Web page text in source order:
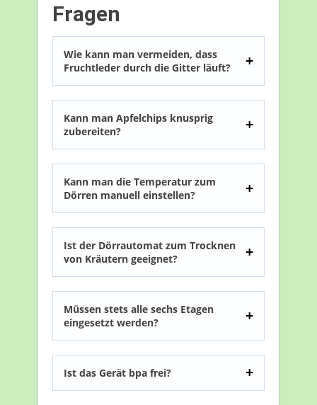
Fragen
Wie kann man vermeiden, dass
Fruchtleder durch die Gitter läuft?
Kann man Apfelchips knusprig
zubereiten?
Kann man die Temperatur zum
Dörren manuell einstellen?
Ist der Dörrautomat zum Trocknen
von Kräutern geeignet?
Müssen stets alle sechs Etagen
eingesetzt werden?
Ist das Gerät bpa frei?